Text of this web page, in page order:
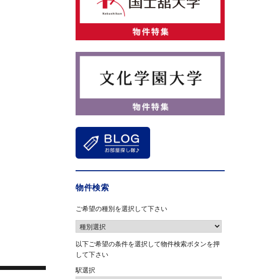
物件検索
ご希望の種別を選択して下さい
以下ご希望の条件を選択して物件検索ボタンを押
して下さい
駅選択